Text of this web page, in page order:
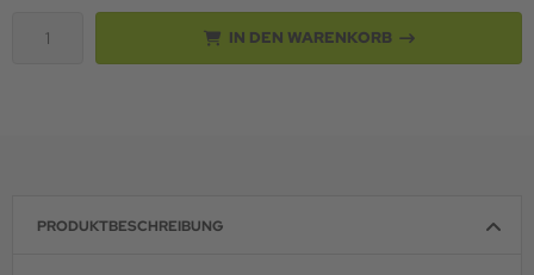
IN DEN WARENKORB
PRODUKTBESCHREIBUNG